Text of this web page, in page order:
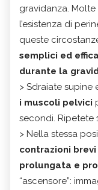
gravidanza.
l’esistenza di
queste
semplici ed
durante la
> Sdraiate
i muscoli pelvici
secondi. Ripetete
> Nella stessa
contrazioni
prolungata e
“ascensore”: